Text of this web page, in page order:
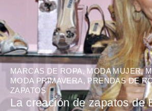
MARCAS DE ROPA, MODA MUJER,
MODA PRIMAVERA, PRENDAS DE
ZAPATOS
La creación de zapatos de